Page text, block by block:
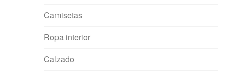
Camisetas
Ropa interior
Calzado